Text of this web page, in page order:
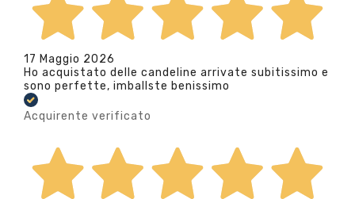
17 Maggio 2026
Ho acquistato delle candeline arrivate subitissimo e
sono perfette, imballste benissimo
Acquirente verificato